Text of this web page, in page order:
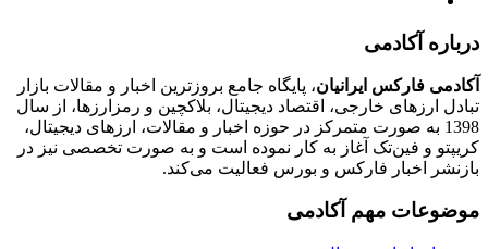
درباره آکادمی
آکادمی فارکس ایرانیان، پایگاه جامع بروزترین اخبار و مقالات بازار
تبادل ارزهای خارجی، اقتصاد دیجیتال، بلاکچین و رمزارزها، از سال
1398 به صورت متمرکز در حوزه اخبار و مقالات، ارزهای‌ دیجیتال،
کریپتو و فین‌تک آغاز به کار نموده است و به صورت تخصصی نیز در
بازنشر اخبار فارکس و بورس فعالیت می‌کند.
موضوعات مهم آکادمی